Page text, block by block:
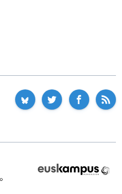
Fundazioa